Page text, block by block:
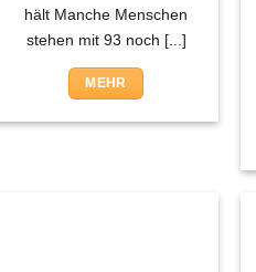
hält Manche Menschen
stehen mit 93 noch [...]
MEHR